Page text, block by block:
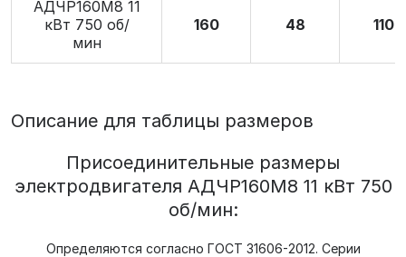
АДЧР160М8 11
кВт 750 об/
мин
160 48 110
Описание для таблицы размеров
Присоединительные размеры
электродвигателя АДЧР160М8 11 кВт 750
об/мин:
Определяются согласно ГОСТ 31606-2012. Серии